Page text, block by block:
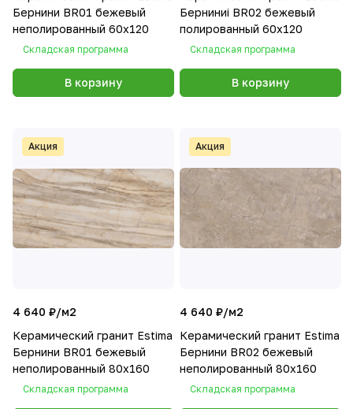
Бернини BR01 бежевый
неполированный 60x120
Складская программа
В корзину
Берниниi BR02 бежевый
полированный 60x120
Складская программа
В корзину
Акция
4 640 ₽/м2
Керамический гранит Estima
Бернини BR01 бежевый
неполированный 80x160
Складская программа
Акция
4 640 ₽/м2
Керамический гранит Estima
Бернини BR02 бежевый
неполированный 80x160
Складская программа